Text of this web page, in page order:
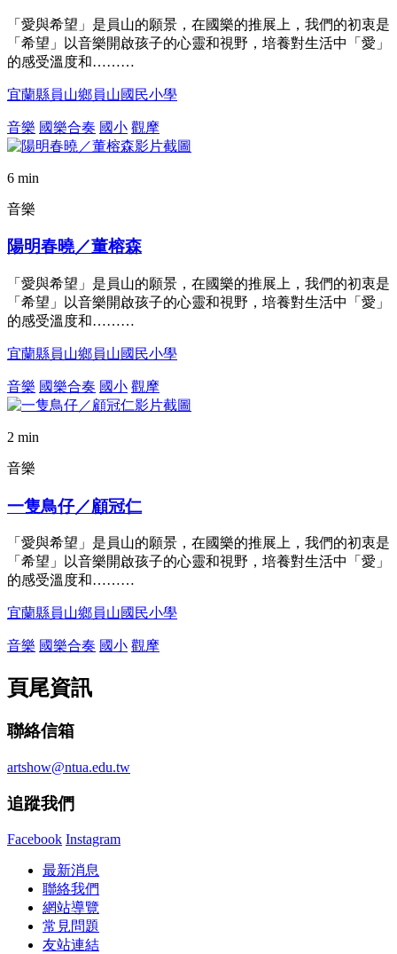
「愛與希望」是員山的願景，在國樂的推展上，我們的初衷是
「希望」以音樂開啟孩子的心靈和視野，培養對生活中「愛」
的感受溫度和………
宜蘭縣員山鄉員山國民小學
音樂 國樂合奏 國小 觀摩
6 min
音樂
陽明春曉／董榕森
「愛與希望」是員山的願景，在國樂的推展上，我們的初衷是
「希望」以音樂開啟孩子的心靈和視野，培養對生活中「愛」
的感受溫度和………
宜蘭縣員山鄉員山國民小學
音樂 國樂合奏 國小 觀摩
2 min
音樂
一隻鳥仔／顧冠仁
「愛與希望」是員山的願景，在國樂的推展上，我們的初衷是
「希望」以音樂開啟孩子的心靈和視野，培養對生活中「愛」
的感受溫度和………
宜蘭縣員山鄉員山國民小學
音樂 國樂合奏 國小 觀摩
頁尾資訊
聯絡信箱
artshow@ntua.edu.tw
追蹤我們
Facebook Instagram
最新消息
聯絡我們
網站導覽
常見問題
友站連結